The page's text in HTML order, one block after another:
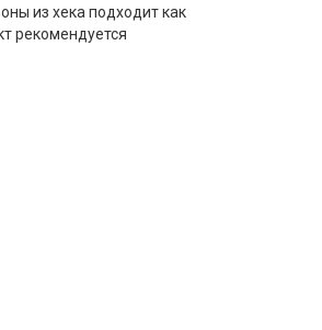
из хека подходит как
рекомендуется